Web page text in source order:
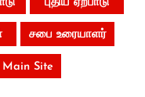
புதிய ஏற்பாடு
சபை உரையாளர்
Site